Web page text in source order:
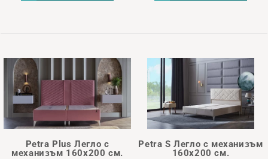
Petra Plus Легло с
механизъм 160х200 см.
Petra S Легло с механизъм
160х200 см.